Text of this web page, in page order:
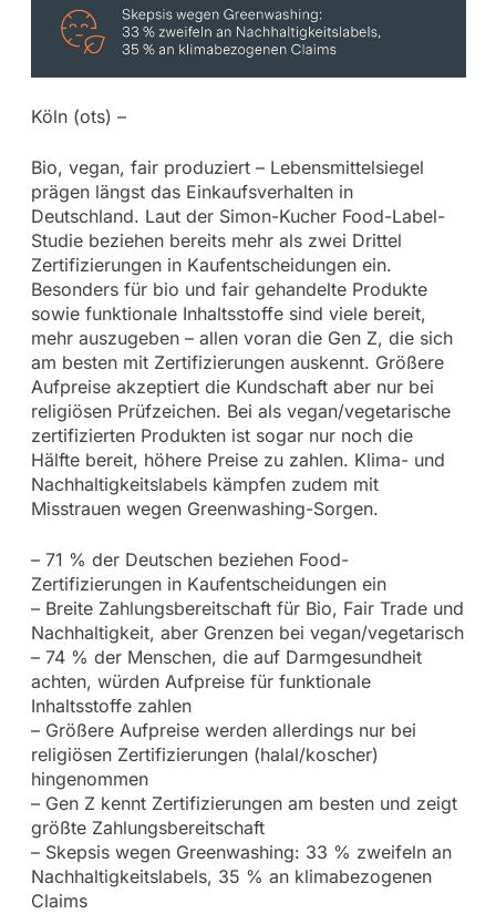
Köln (ots) –
Bio, vegan, fair produziert – Lebensmittelsiegel
prägen längst das Einkaufsverhalten in
Deutschland. Laut der Simon-Kucher Food-Label-
Studie beziehen bereits mehr als zwei Drittel
Zertifizierungen in Kaufentscheidungen ein.
Besonders für bio und fair gehandelte Produkte
sowie funktionale Inhaltsstoffe sind viele bereit,
mehr auszugeben – allen voran die Gen Z, die sich
am besten mit Zertifizierungen auskennt. Größere
Aufpreise akzeptiert die Kundschaft aber nur bei
religiösen Prüfzeichen. Bei als vegan/vegetarische
zertifizierten Produkten ist sogar nur noch die
Hälfte bereit, höhere Preise zu zahlen. Klima- und
Nachhaltigkeitslabels kämpfen zudem mit
Misstrauen wegen Greenwashing-Sorgen.
– 71 % der Deutschen beziehen Food-
Zertifizierungen in Kaufentscheidungen ein
– Breite Zahlungsbereitschaft für Bio, Fair Trade und
Nachhaltigkeit, aber Grenzen bei vegan/vegetarisch
– 74 % der Menschen, die auf Darmgesundheit
achten, würden Aufpreise für funktionale
Inhaltsstoffe zahlen
– Größere Aufpreise werden allerdings nur bei
religiösen Zertifizierungen (halal/koscher)
hingenommen
– Gen Z kennt Zertifizierungen am besten und zeigt
größte Zahlungsbereitschaft
– Skepsis wegen Greenwashing: 33 % zweifeln an
Nachhaltigkeitslabels, 35 % an klimabezogenen
Claims